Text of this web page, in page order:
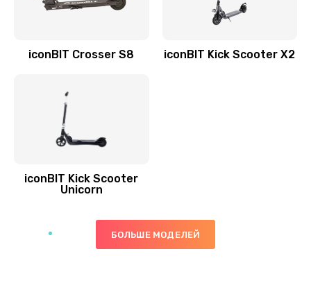
iconBIT Crosser S8 iconBIT Kick Scooter X2
iconBIT Kick Scooter
Unicorn
БОЛЬШЕ МОДЕЛЕЙ